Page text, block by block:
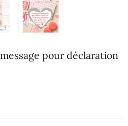
pour déclaration